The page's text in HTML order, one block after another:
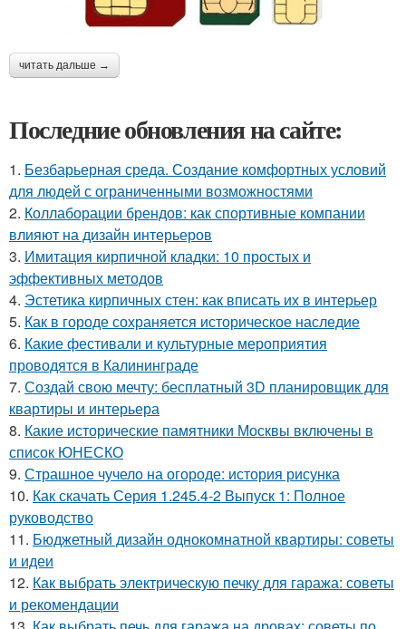
читать дальше →
Последние обновления на сайте:
1. Безбарьерная среда. Создание комфортных условий
для людей с ограниченными возможностями
2. Коллаборации брендов: как спортивные компании
влияют на дизайн интерьеров
3. Имитация кирпичной кладки: 10 простых и
эффективных методов
4. Эстетика кирпичных стен: как вписать их в интерьер
5. Как в городе сохраняется историческое наследие
6. Какие фестивали и культурные мероприятия
проводятся в Калининграде
7. Создай свою мечту: бесплатный 3D планировщик для
квартиры и интерьера
8. Какие исторические памятники Москвы включены в
список ЮНЕСКО
9. Страшное чучело на огороде: история рисунка
10. Как скачать Серия 1.245.4-2 Выпуск 1: Полное
руководство
11. Бюджетный дизайн однокомнатной квартиры: советы
и идеи
12. Как выбрать электрическую печку для гаража: советы
и рекомендации